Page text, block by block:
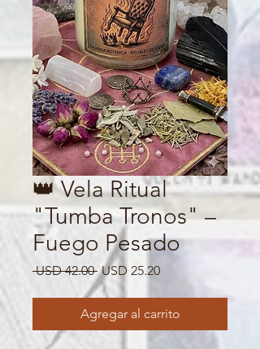
👑 Vela Ritual
"Tumba Tronos" –
Fuego Pesado
USD 42.00 Precio
USD 25.20Precio
oferta
Agregar al carrito